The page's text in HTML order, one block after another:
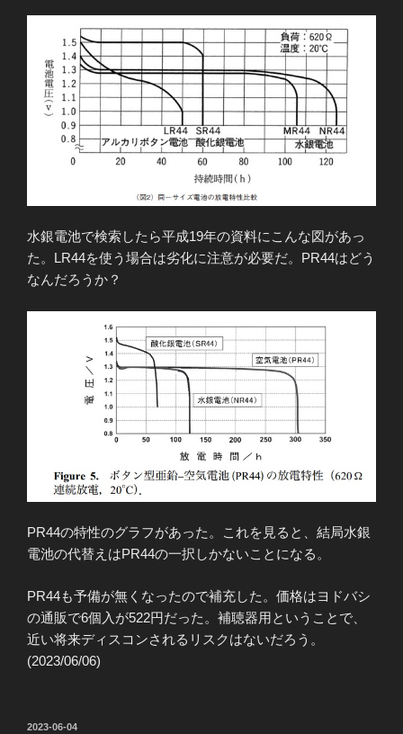
水銀電池で検索したら平成19年の資料にこんな図があっ
た。LR44を使う場合は劣化に注意が必要だ。PR44はどう
なんだろうか？
PR44の特性のグラフがあった。これを見ると、結局水銀
電池の代替えはPR44の一択しかないことになる。
PR44も予備が無くなったので補充した。価格はヨドバシ
の通販で6個入が522円だった。補聴器用ということで、
近い将来ディスコンされるリスクはないだろう。
(2023/06/06)
投
2023-06-04